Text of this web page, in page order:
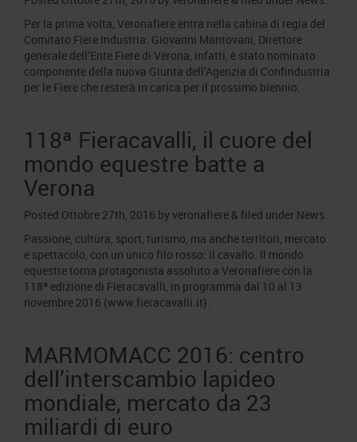
Per la prima volta, Veronafiere entra nella cabina di regia del
Comitato Fiere Industria. Giovanni Mantovani, Direttore
generale dell’Ente Fiere di Verona, infatti, è stato nominato
componente della nuova Giunta dell’Agenzia di Confindustria
per le Fiere che resterà in carica per il prossimo biennio.
118ª Fieracavalli, il cuore del
mondo equestre batte a
Verona
Posted Ottobre 27th, 2016 by veronafiere & filed under News.
Passione, cultura, sport, turismo, ma anche territori, mercato
e spettacolo, con un unico filo rosso: il cavallo. Il mondo
equestre torna protagonista assoluto a Veronafiere con la
118ª edizione di Fieracavalli, in programma dal 10 al 13
novembre 2016 (www.fieracavalli.it).
MARMOMACC 2016: centro
dell’interscambio lapideo
mondiale, mercato da 23
miliardi di euro